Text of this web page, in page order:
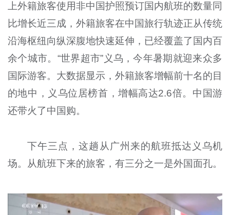
上外籍旅客使用非中国护照预订国内航班的数量同
比增长近三成，外籍旅客在中国旅行轨迹正从传统
沿海枢纽向纵深腹地快速延伸，已经覆盖了国内百
余个城市。“世界超市”义乌，今年暑期就迎来众多
国际游客。大数据显示，外籍旅客增幅前十名的目
的地中，义乌位居榜首，增幅高达2.6倍。中国游
还带火了中国购。
下午三点，这趟从广州来的航班抵达义乌机
场。从航班下来的旅客，有三分之一是外国面孔。